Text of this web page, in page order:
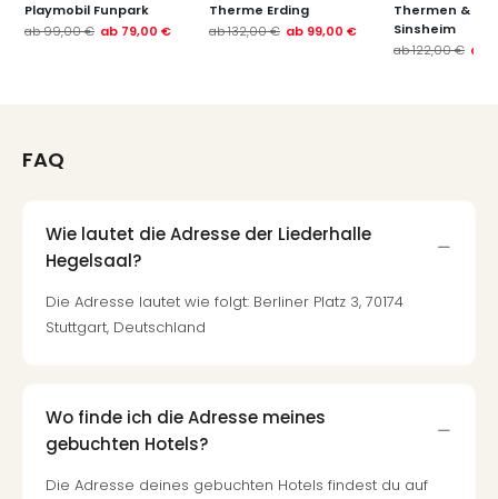
Playmobil Funpark
ab99,00 € ab 79,00 €
Therme Erding
ab132,00 € ab 99,00 €
Thermen &
Sinsheim
ab122,00 € ab
FAQ
Wie lautet die Adresse der Liederhalle
Hegelsaal?
Die Adresse lautet wie folgt: Berliner Platz 3, 70174
Stuttgart, Deutschland
Wo finde ich die Adresse meines
gebuchten Hotels?
Die Adresse deines gebuchten Hotels findest du auf